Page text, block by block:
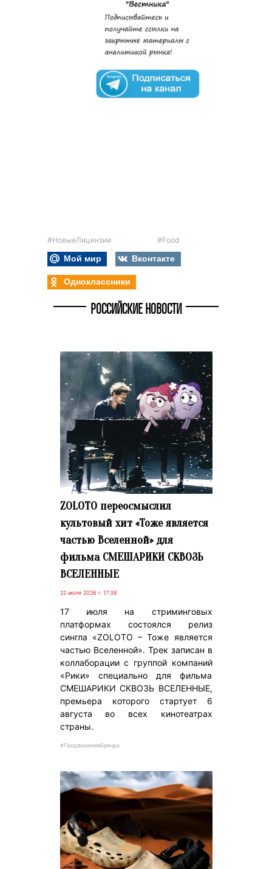
#НовыеЛицензии #Food
Мой мир
Вконтакте
Одноклассники
РОССИЙСКИЕ НОВОСТИ
ZOLOTO переосмыслил
культовый хит «Тоже является
частью Вселенной» для
фильма СМЕШАРИКИ СКВОЗЬ
ВСЕЛЕННЫЕ
22 июля 2026 г. 17:38
17 июля на стриминговых
платформах состоялся релиз
сингла «ZOLOTO – Тоже является
частью Вселенной». Трек записан в
коллаборации с группой компаний
«Рики» специально для фильма
СМЕШАРИКИ СКВОЗЬ ВСЕЛЕННЫЕ,
премьера которого стартует 6
августа во всех кинотеатрах
страны.
#ПродвижениеБренда